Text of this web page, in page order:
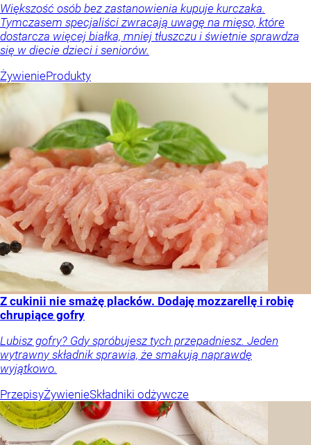
Większość osób bez zastanowienia kupuje kurczaka.
Tymczasem specjaliści zwracają uwagę na mięso, które
dostarcza więcej białka, mniej tłuszczu i świetnie sprawdza
się w diecie dzieci i seniorów.
ŻywienieProdukty
Z cukinii nie smażę placków. Dodaję mozzarellę i robię
chrupiące gofry
Lubisz gofry? Gdy spróbujesz tych przepadniesz. Jeden
wytrawny składnik sprawia, że smakują naprawdę
wyjątkowo.
PrzepisyŻywienieSkładniki odżywcze